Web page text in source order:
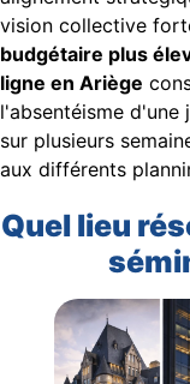
vision collective
budgétaire plus
ligne en Ariège
l'absentéisme d'une
sur plusieurs
aux différents
Quel lieu